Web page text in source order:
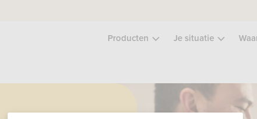
Producten Je situatie